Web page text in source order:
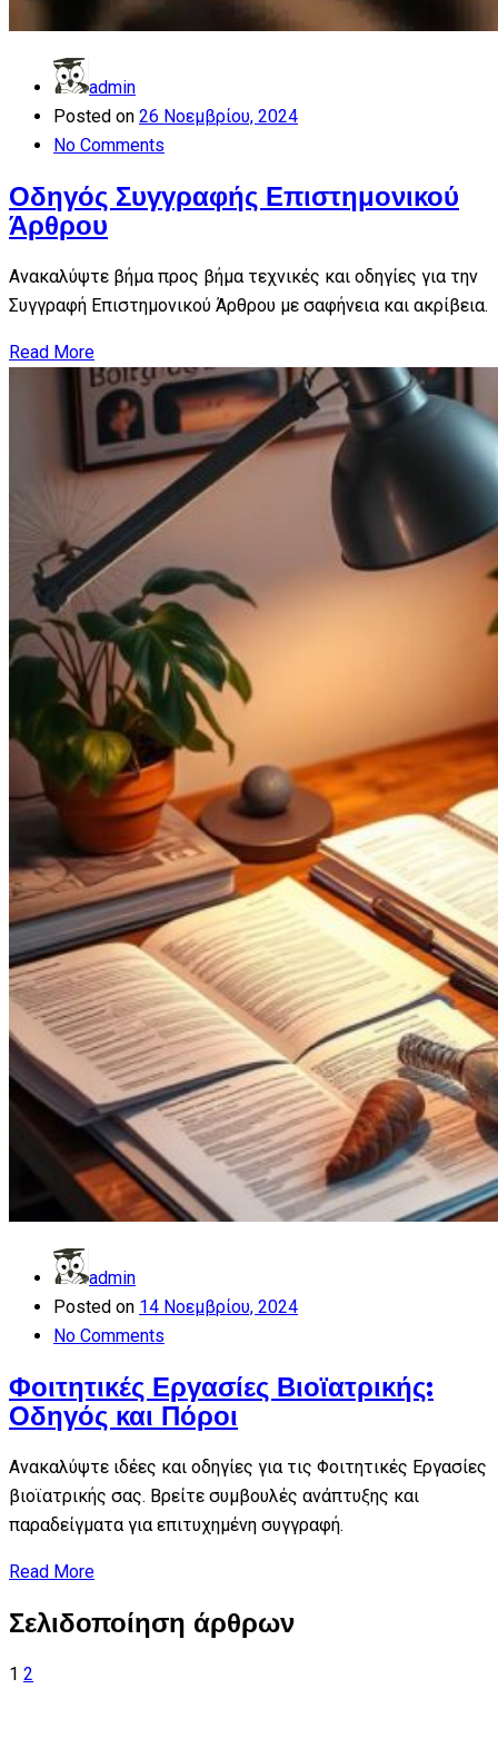
admin
Posted on 26 Νοεμβρίου, 2024
No Comments
Οδηγός Συγγραφής Επιστημονικού
Άρθρου
Ανακαλύψτε βήμα προς βήμα τεχνικές και οδηγίες για την
Συγγραφή Επιστημονικού Άρθρου με σαφήνεια και ακρίβεια.
Read More
admin
Posted on 14 Νοεμβρίου, 2024
No Comments
Φοιτητικές Εργασίες Βιοϊατρικής:
Οδηγός και Πόροι
Ανακαλύψτε ιδέες και οδηγίες για τις Φοιτητικές Εργασίες
βιοϊατρικής σας. Βρείτε συμβουλές ανάπτυξης και
παραδείγματα για επιτυχημένη συγγραφή.
Read More
Σελιδοποίηση άρθρων
1 2